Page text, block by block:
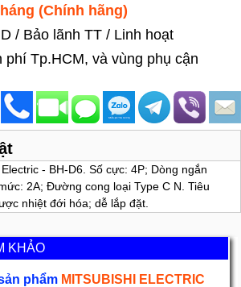
(Chính hãng)
/ Bảo lãnh TT / Linh hoạt
phí Tp.HCM, và vùng phụ cận
- BH-D6. Số cực: 4P; Dòng ngắn
2A; Đường cong loại Type C N. Tiêu
nhiệt đới hóa; dễ lắp đặt.
KHẢO
phẩm MITSUBISHI ELECTRIC